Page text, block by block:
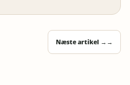
Næste artikel → →